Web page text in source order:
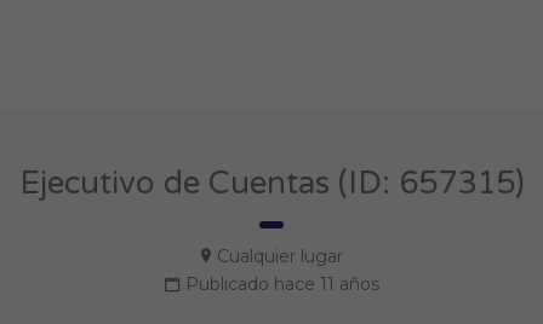
Ejecutivo de Cuentas (ID: 657315)
Cualquier lugar
Publicado hace 11 años